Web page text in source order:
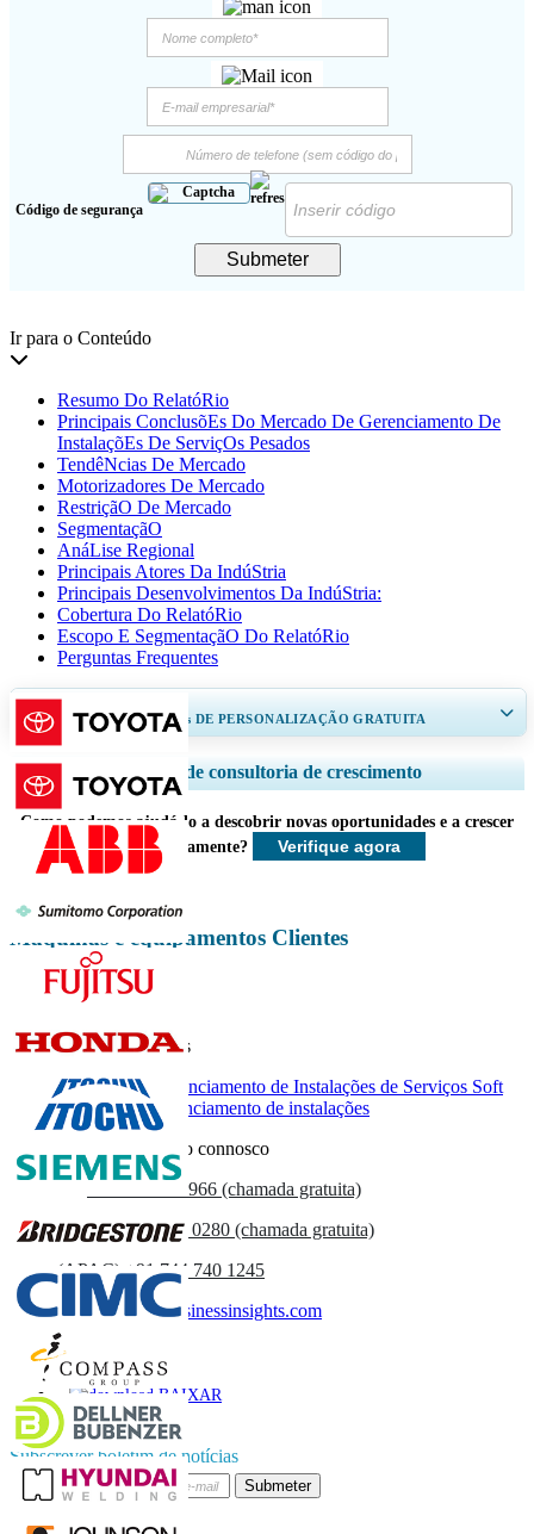
Código de segurança
Submeter
Ir para o Conteúdo
Resumo Do RelatóRio
Principais ConclusõEs Do Mercado De Gerenciamento De
InstalaçõEs De ServiçOs Pesados
TendêNcias De Mercado
Motorizadores De Mercado
RestriçãO De Mercado
SegmentaçãO
AnáLise Regional
Principais Atores Da IndúStria
Principais Desenvolvimentos Da IndúStria:
Cobertura Do RelatóRio
Escopo E SegmentaçãO Do RelatóRio
Perguntas Frequentes
RECEBA DE 30 A 60horas DE PERSONALIZAÇÃO GRATUITA
Ampliar a cobertura regional e por país, Análise de segmentos, Perfis de
empresas, Benchmarking competitivo, e insights sobre o usuário final.
Personalizar agora
Serviços de consultoria de crescimento
Como podemos ajudá-lo a descobrir novas oportunidades e a crescer
mais rapidamente?
Verifique agora
Máquinas e equipamentos Clientes
Relatórios relacionados
Mercado de Gerenciamento de Instalações de Serviços Soft
Mercado de gerenciamento de instalações
Entre em contacto connosco
+1 833 909 2966 (chamada gratuita)
UK+44 808 502 0280 (chamada gratuita)
(APAC) +91 744 740 1245
sales@fortunebusinessinsights.com
E-mail
BAIXAR
AMOSTRA
Subscrever boletim de notícias
Submeter
Confie on-line